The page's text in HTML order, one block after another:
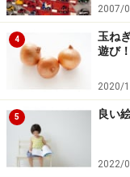
2007/
4
玉ね
遊び！
2020/
5 良い
2022/